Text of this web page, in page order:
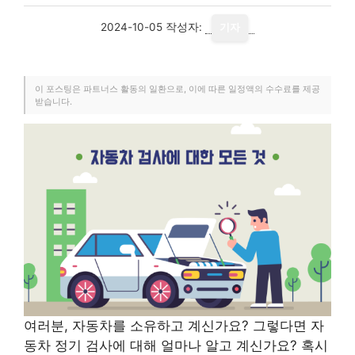
2024-10-05 작성자:
이 포스팅은 파트너스 활동의 일환으로, 이에 따른 일정액의 수수료를 제공
받습니다.
여러분, 자동차를 소유하고 계신가요? 그렇다면 자
동차 정기 검사에 대해 얼마나 알고 계신가요? 혹시